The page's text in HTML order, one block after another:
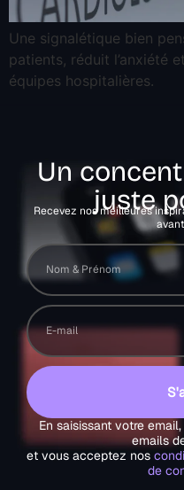
Une signalétique bien
patients, réduit l’anxiété
équipes hospitalières.
Un
juste
Recevez nos meilleures
En saisissant votre
emails
et vous acceptez nos
de